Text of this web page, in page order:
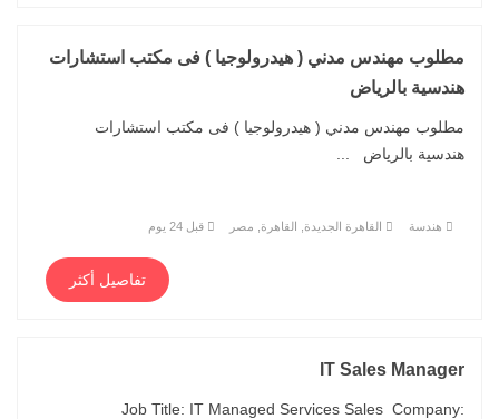
مطلوب مهندس مدني ( هيدرولوجيا ) فى مكتب استشارات
هندسية بالرياض
مطلوب مهندس مدني ( هيدرولوجيا ) فى مكتب استشارات
هندسية بالرياض ...
هندسة القاهرة الجديدة, القاهرة, مصر قبل 24 يوم
تفاصيل أكثر
IT Sales Manager
Job Title: IT Managed Services Sales Company: